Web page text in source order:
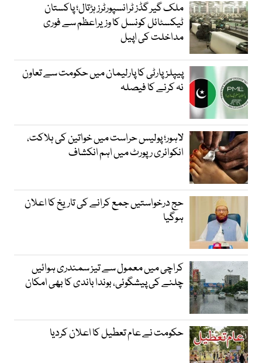
ملک گیر گڈز ٹرانسپورٹرز ہڑتال؛ پاکستان
ٹیکسٹائل کونسل کا وزیراعظم سے فوری
مداخلت کی اپیل
پیپلزپارٹی کا پارلیمان میں حکومت سے تعاون
نہ کرنے کا فیصلہ
لاہور؛ پولیس حراست میں خواتین کی ہلاکت،
انکوائری رپورٹ میں اہم انکشاف
حج درخواستیں جمع کرانے کی تاریخ کا اعلان
ہوگیا
کراچی میں معمول سے تیز سمندری ہوائیں
چلنے کی پیشگوئی، بوندا باندی کا بھی امکان
حکومت نے عام تعطیل کا اعلان کردیا